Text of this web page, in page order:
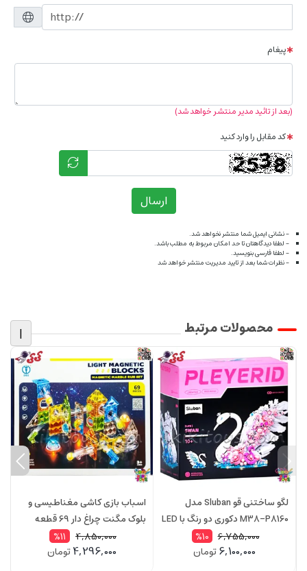
پیغام
(بعد از تائید مدیر منتشر خواهد شد)
کد مقابل را وارد کنید
ارسال
- نشانی ایمیل شما منتشر نخواهد شد.
- لطفا دیدگاهتان تا حد امکان مربوط به مطلب باشد.
- لطفا فارسی بنویسید.
- نظرات شما بعد از تایید مدیریت منتشر خواهد شد
محصولات مرتبط |
لگو ساختنی قو Sluban مدل
M38-P8160 دکوری دو رنگ با LED
6,755,000
%10
6,100,000تومان
اسباب بازی کاشی مغناطیسی و
بلوک مگنت چراغ دار 69 قطعه
آهنربایی مدل 3300
4,850,000
%11
4,296,000تومان